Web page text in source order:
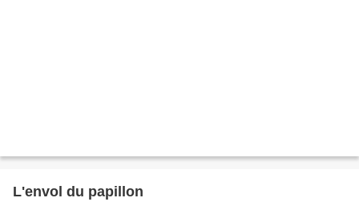
L'envol du papillon